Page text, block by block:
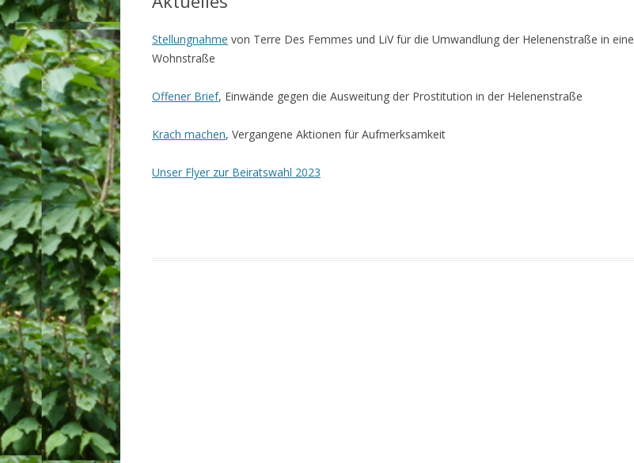
Stellungnahme von Terre Des Femmes und LiV für die Umwandlung der Helenenstraße in eine
Wohnstraße
Offener Brief, Einwände gegen die Ausweitung der Prostitution in der Helenenstraße
Krach machen, Vergangene Aktionen für Aufmerksamkeit
Unser Flyer zur Beiratswahl 2023